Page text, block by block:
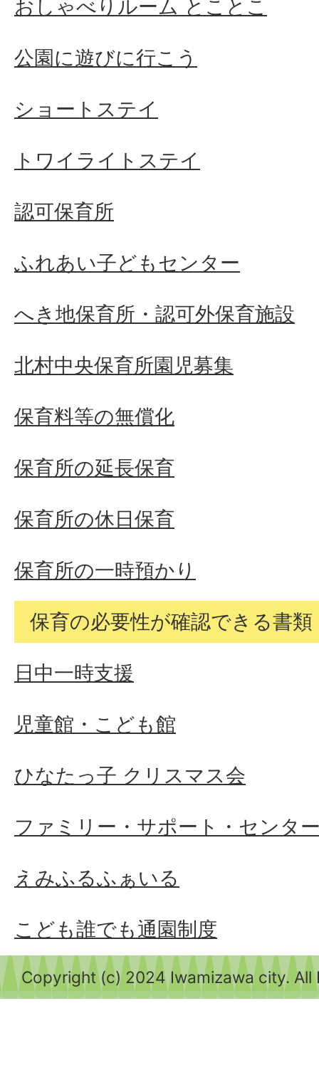
おしゃべりルーム とことこ
公園に遊びに行こう
ショートステイ
トワイライトステイ
認可保育所
ふれあい子どもセンター
へき地保育所・認可外保育施設
北村中央保育所園児募集
保育料等の無償化
保育所の延長保育
保育所の休日保育
保育所の一時預かり
保育の必要性が確認できる書類
日中一時支援
児童館・こども館
ひなたっ子 クリスマス会
ファミリー・サポート・センタ
えみふるふぁいる
こども誰でも通園制度
Copyright (c) 2024 Iwamizawa city. All